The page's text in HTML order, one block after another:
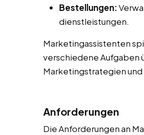
Bestellungen:
dienstleistungen.
Marketingassistenten
verschiedene Aufgaben
Marketingstrategien
Anforderungen
Die Anforderungen an